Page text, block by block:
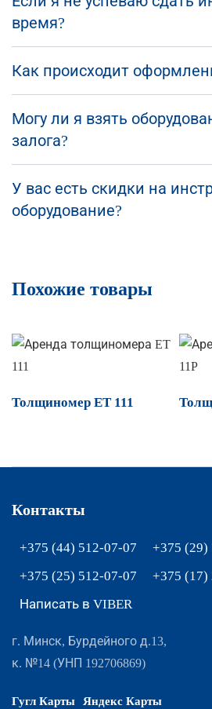
время?
Как происходит
Могу ли я взять
залога?
У вас есть скидки на
оборудование?
Похожие товары
Толщиномер ET 111
Контакты
+375 (44) 512-07-07
+375 (29)
+375 (25) 512-07-07
+375 (17)
Написать в VIBER
г. Минск, Бурдейного д.13,
к. №14 (УНП 192706869)
Гугл Карты Яндекс Карты